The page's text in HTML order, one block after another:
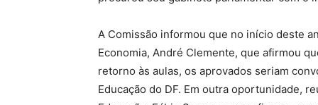
A Comissão informou que no início deste
Economia, André Clemente, que afirmou
retorno às aulas, os aprovados seriam
Educação do DF. Em outra oportunidade,